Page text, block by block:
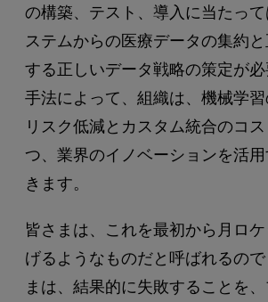
の構築、テスト、導入に当たっ
ステムからの医療データの集約
する正しいデータ戦略の策定が
手法によって、組織は、機械学
リスク低減とカスタム統合のコ
つ、業界のイノベーションを活
きます。
皆さまは、これを最初から月ロ
げるようなものだと呼ばれるの
まは、結果的に失敗することを